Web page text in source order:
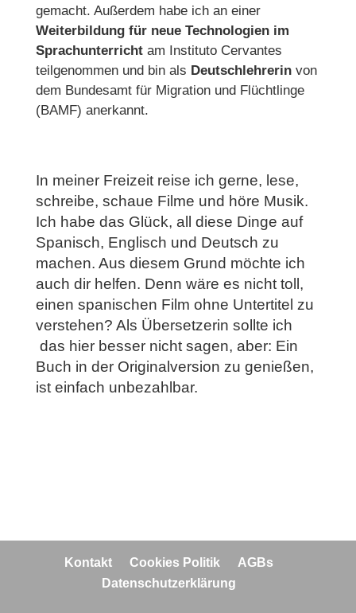
gemacht. Außerdem habe ich an einer
Weiterbildung für neue Technologien im
Sprachunterrichtam Instituto Cervantes
teilgenommen und bin als Deutschlehrerinvon
dem Bundesamt für Migration und Flüchtlinge
(BAMF) anerkannt.
In meiner Freizeit reise ich gerne, lese,
schreibe, schaue Filme und höre Musik.
Ich habe das Glück, all diese Dinge auf
Spanisch, Englisch und Deutsch zu
machen. Aus diesem Grund möchte ich
auch dir helfen. Denn wäre es nicht toll,
einen spanischen Film ohne Untertitel zu
verstehen? Als Übersetzerin sollte ich
das hier besser nicht sagen, aber: Ein
Buch in der Originalversion zu genießen,
ist einfach unbezahlbar.
Kontakt Cookies Politik
AGBs
Datenschutzerklärung